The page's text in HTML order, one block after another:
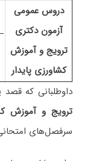
دروس عمومی
آزمون دکتری
ﺗﺮوﻳﺞ و آﻣﻮزش
ﻛﺸﺎورزی ﭘﺎﻳﺪار
–
داوطلبانی که
ﺗﺮوﻳﺞ و آﻣﻮزش
سرفصل‌های